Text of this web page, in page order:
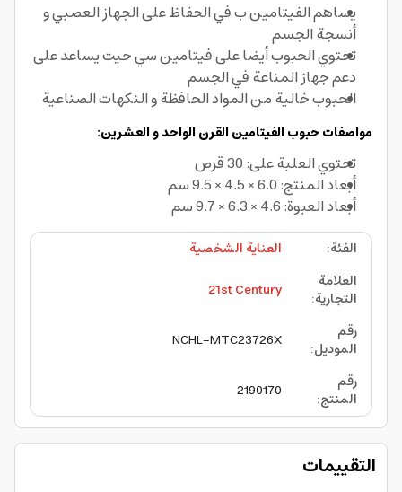
يساهم الفيتامين ب في الحفاظ على الجهاز العصبي و
أنسجة الجسم
تحتوي الحبوب أيضا على فيتامين سي حيت يساعد على
دعم جهاز المناعة في الجسم
الحبوب خالية من المواد الحافظة و النكهات الصناعية
مواصفات حبوب الفيتامين القرن الواحد و العشرين:
تحتوي العلبة على: 30 قرص
أبعاد المنتج: 6.0 × 4.5 × 9.5 سم
أبعاد العبوة: 4.6 × 6.3 × 9.7 سم
الفئة:
العناية الشخصية
العلامة
التجارية:
21st Century
رقم
الموديل:
NCHL-MTC23726X
رقم
المنتج:
2190170
التقييمات